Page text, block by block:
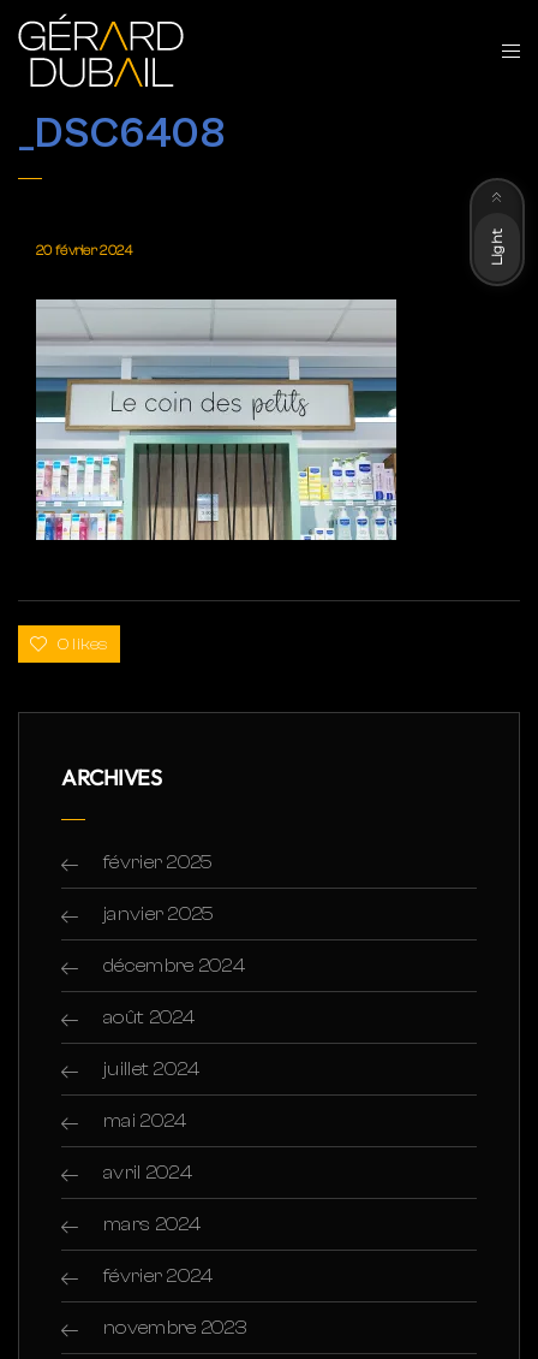
_DSC6408
20 février 2024
0 likes
ARCHIVES
février 2025
janvier 2025
décembre 2024
août 2024
juillet 2024
mai 2024
avril 2024
mars 2024
février 2024
novembre 2023
Light
Dark